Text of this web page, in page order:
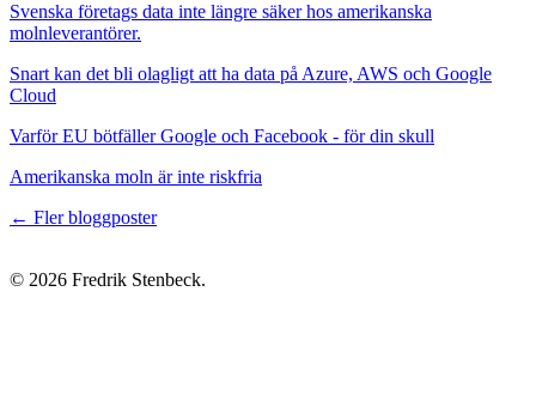
Svenska företags data inte längre säker hos amerikanska
molnleverantörer.
Snart kan det bli olagligt att ha data på Azure, AWS och Google
Cloud
Varför EU bötfäller Google och Facebook - för din skull
Amerikanska moln är inte riskfria
← Fler bloggposter
© 2026 Fredrik Stenbeck.